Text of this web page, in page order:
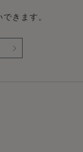
きます。